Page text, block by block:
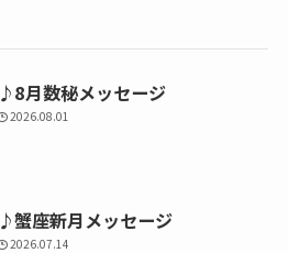
♪8月数秘メッセージ
2026.08.01
♪蟹座新月メッセージ
2026.07.14